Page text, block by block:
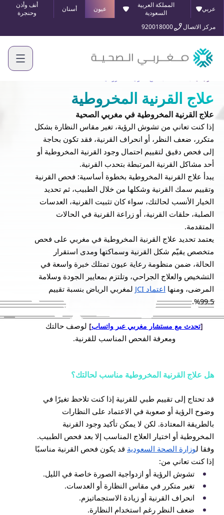
عربي
المملكة العربية
السعودية
عيون أسنان
أنف وأذن
وحنجرة
مركز الاتصال
920018000
علاج القرنية المخروطية
علاج القرنية المخروطية في مغربي الصحية
إذا كنت تعاني من تشوش الرؤية، تغير مقاس النظارة بشكل
متكرر، ضعف النظر، أو انحراف القرنية، فقد تكون بحاجة
إلى فحص دقيق لتقييم احتمال وجود القرنية المخروطية أو
أحد مشاكل القرنية المرتبطة بتحدب القرنية.
يبدأ علاج القرنية المخروطية بخطوة أساسية: فحص القرنية
وتقييم سمك القرنية وشكلها من خلال الطبيب، ثم تحديد
الخيار الأنسب لحالتك، سواء كان تثبيت القرنية، العدسات
الصلبة، حلقات القرنية، أو زراعة القرنية في الحالات
المتقدمة.
يعتمد تحديد علاج القرنية المخروطية في مغربي على فحص
متخصص يقيّم شكل القرنية وسماكتها ومدى استقرار
الحالة، ضمن منظومة رعاية عيون تمتلك خبرة واسعة في
التشخيص والعلاج الجراحي، وتلتزم بمعايير الجودة وسلامة
المرضى، ومنها اعتماد JCI
لمغربي الرياض بنسبة تقييم
99.5%.
[تحدث مع مستشار مغربي عبر واتساب] لوصف حالتك
ومعرفة الفحص المناسب للقرنية.
هل علاج القرنية المخروطية مناسب لحالتك؟
قد تحتاج إلى تقييم طبي للقرنية إذا كنت تلاحظ تغيرًا في
وضوح الرؤية أو صعوبة في الاعتماد على النظارات
بالطريقة المعتادة. لكن لا يمكن تأكيد وجود القرنية
المخروطية أو اختيار العلاج المناسب إلا بعد فحص الطبيب.
وفقا لوزارة الصحة السعودية قد يكون فحص القرنية مناسبًا
إذا كنت تعاني من:
تشوش الرؤية أو ازدواجية الصورة خاصة في الليل.
تغير متكرر في مقاس النظارة أو العدسات.
انحراف القرنية أو زيادة الاستجماتيزم.
ضعف النظر رغم استخدام النظارة.